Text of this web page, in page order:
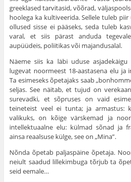
greeklased tar­vitasid, võõrad,
hoolega ka kulti­veerida. Sellele tuleb
ollused sisse ei pääseks, seda tuleb
varal, et siis pärast anduda
aupüüdeis, poliitikas või majan­dusalal.
Näeme siis ka läbi uduse
lugevat noormeest 18-aastasena elu ja
Ta esimeseks õpetajaks saab
seljas. See näitab, et tujud on
surevadki, et sõpruses on vaid
teineteist veel ei tunta; ja armastus:
valikuks, on kõige värskemad ja
intellektuaalne elu: külmad sõnad ja
ainsa reaalsuse külge, see on „Mina”.
Nõnda õpetab paljaspäine õpetaja.
neiult saadud lillekimbuga tõrjub ta
seid eemale…